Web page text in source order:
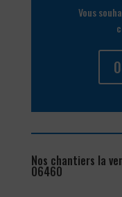
Vous
Nos chantiers la
06460